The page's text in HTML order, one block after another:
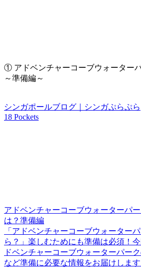
① アドベンチャーコーブウォーター
～準備編～
シンガポールブログ｜シンガぷらぷら
18 Pockets
アドベンチャーコーブウォーターパ
は？準備編
「アドベンチャーコーブウォーター
ら？」楽しむためにも準備は必須！
ドベンチャーコーブウォーターパー
など準備に必要な情報をお届けします